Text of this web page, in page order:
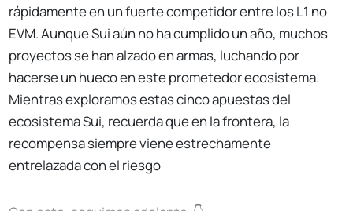
rápidamente en un fuerte competidor entre los L1 no
EVM. Aunque Sui aún no ha cumplido un año, muchos
proyectos se han alzado en armas, luchando por
hacerse un hueco en este prometedor ecosistema.
Mientras exploramos estas cinco apuestas del
ecosistema Sui, recuerda que en la frontera, la
recompensa siempre viene estrechamente
entrelazada con el riesgo